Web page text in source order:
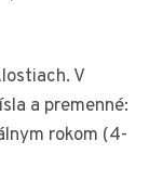
V
a premenné:
rokom (4-